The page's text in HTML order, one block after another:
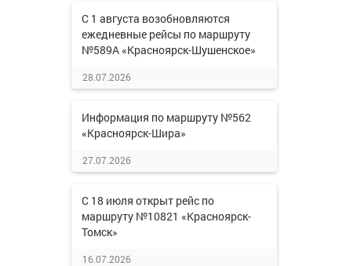
С 1 августа возобновляются
ежедневные рейсы по маршруту
№589А «Красноярск-Шушенское»
28.07.2026
Информация по маршруту №562
«Красноярск-Шира»
27.07.2026
С 18 июля открыт рейс по
маршруту №10821 «Красноярск-
Томск»
16.07.2026